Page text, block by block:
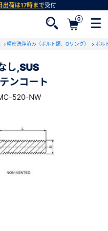
出荷は17時まで受付
0
精密洗浄済み（ボルト類、Oリング） ボル
し,SUS
ンコート
520-NW
ダウンロード
ウンロードをします。
ート
：67316
みでない方
機能がご利用いただけ